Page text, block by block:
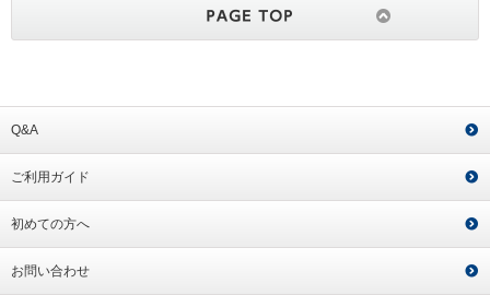
Q&A
ご利用ガイド
初めての方へ
お問い合わせ